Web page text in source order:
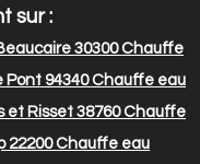
sur :
30300Chauffe
Pont 94340Chauffe eau
et Risset 38760Chauffe
22200Chauffe eau